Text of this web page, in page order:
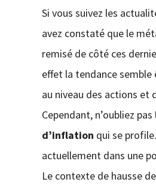
Si vous suivez les
avez constaté que le
remisé de côté ces
effet la tendance semble
au niveau des actions et
Cependant, n’oubliez pas
d’inflation qui se
actuellement dans une
Le contexte de hausse